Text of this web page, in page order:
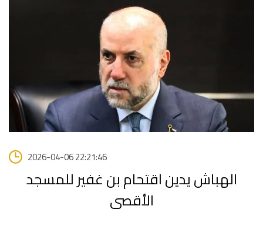
2026-04-06 22:21:46
الهباش يدين اقتحام بن غفير للمسجد
الأقصى